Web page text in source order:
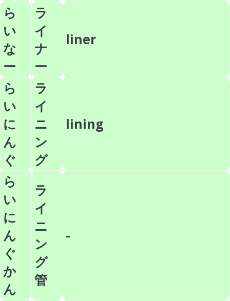
ら
い
な
ー
ラ
イ
ナ
ー
liner
ら
い
に
ん
ぐ
ラ
イ
ニ
ン
グ
lining
ら
い
に
ん
ぐ
か
ん
ラ
イ
ニ
ン
グ
管
-